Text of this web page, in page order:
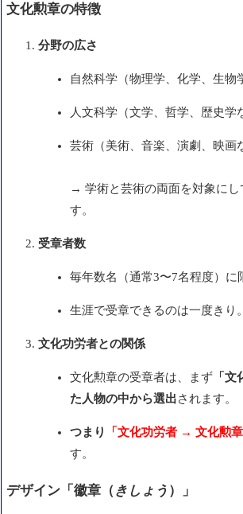
文化勲章の特徴
分野の広さ
自然科学（物理学、化学、生物
人文科学（文学、哲学、歴史学
芸術（美術、音楽、演劇、映画
→ 学術と芸術の両面を対象にし
す。
受章者数
毎年数名（通常3〜7名程度）に
生涯で受章できるのは一度きり。
文化功労者との関係
文化勲章の受章者は、まず 「
た人物の中から選出されます。
つまり 「文化功労者 → 文化勲章
す。
デザイン「徽章（ きしょう ）」